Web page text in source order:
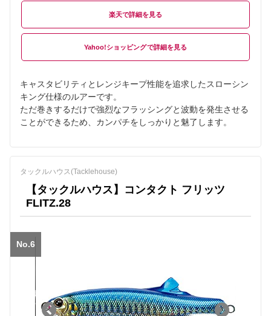
楽天
Yahoo!ショッピング
キャスタビリティとレンジキープ性能を追求したスローシン
キング仕様のルアーです。
ただ巻きするだけで強烈なフラッシングと波動を発生させる
ことができるため、カンパチをしっかりと魅了します。
タックルハウス(Tacklehouse)
【タックルハウス】コンタクト フリッツ
FLITZ.28
No.6